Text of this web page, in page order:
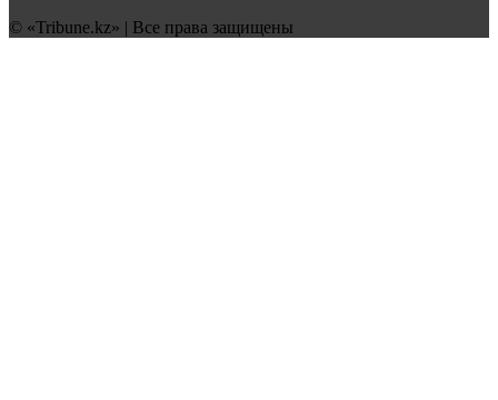
© «Tribune.kz» | Все права защищены